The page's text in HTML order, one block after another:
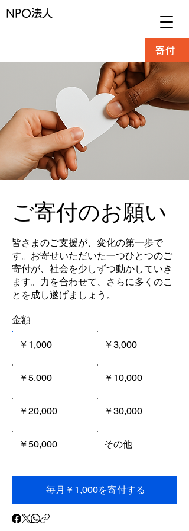
NPO法人
寄付
ご寄付のお願い
皆さまのご支援が、変化の第一歩で
す。お寄せいただいた一つひとつのご
寄付が、社会を少しずつ動かしていき
ます。力を合わせて、さらに多くのこ
とを成し遂げましょう。
金額
￥1,000 ￥3,000
￥5,000 ￥10,000
￥20,000 ￥30,000
￥50,000 その他
毎月￥1,000を寄付する